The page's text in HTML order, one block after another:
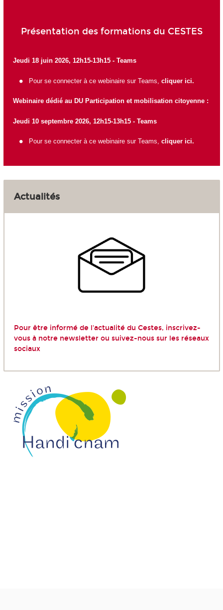
Présentation des formations du CESTES
Jeudi 18 juin 2026, 12h15-13h15 - Teams
Pour se connecter à ce webinaire sur Teams, cliquer ici.
Webinaire dédié au DU Participation et mobilisation citoyenne :
Jeudi 10 septembre 2026, 12h15-13h15 - Teams
Pour se connecter à ce webinaire sur Teams, cliquer ici.
Actualités
Pour être informé de l'actualité du Cestes, inscrivez-
vous à notre newsletterou suivez-nous sur les réseaux
sociaux